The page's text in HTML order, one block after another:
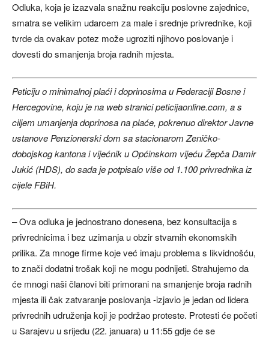
Odluka, koja je izazvala snažnu reakciju poslovne zajednice,
smatra se velikim udarcem za male i srednje privrednike, koji
tvrde da ovakav potez može ugroziti njihovo poslovanje i
dovesti do smanjenja broja radnih mjesta.
Peticiju o minimalnoj plaći i doprinosima u Federaciji Bosne i
Hercegovine, koju je na web stranici peticijaonline.com, a s
ciljem umanjenja doprinosa na plaće, pokrenuo direktor Javne
ustanove Penzionerski dom sa stacionarom Zeničko-
dobojskog kantona i vijećnik u Općinskom vijeću Žepča Damir
Jukić (HDS), do sada je potpisalo više od 1.100 privrednika iz
cijele FBiH.
– Ova odluka je jednostrano donesena, bez konsultacija s
privrednicima i bez uzimanja u obzir stvarnih ekonomskih
prilika. Za mnoge firme koje već imaju problema s likvidnošću,
to znači dodatni trošak koji ne mogu podnijeti. Strahujemo da
će mnogi naši članovi biti primorani na smanjenje broja radnih
mjesta ili čak zatvaranje poslovanja -izjavio je jedan od lidera
privrednih udruženja koji je podržao proteste. Protesti će početi
u Sarajevu u srijedu (22. januara) u 11:55 gdje će se